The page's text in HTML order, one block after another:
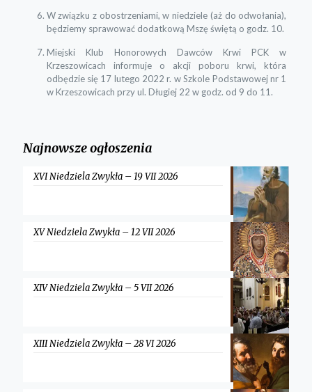
W związku z obostrzeniami, w niedziele (aż do odwołania),
będziemy sprawować dodatkową Mszę świętą o godz. 10.
Miejski Klub Honorowych Dawców Krwi PCK w
Krzeszowicach informuje o akcji poboru krwi, która
odbędzie się 17 lutego 2022 r. w Szkole Podstawowej nr 1
w Krzeszowicach przy ul. Długiej 22 w godz. od 9 do 11.
Najnowsze ogłoszenia
XVI Niedziela Zwykła – 19 VII 2026
XV Niedziela Zwykła – 12 VII 2026
XIV Niedziela Zwykła – 5 VII 2026
XIII Niedziela Zwykła – 28 VI 2026